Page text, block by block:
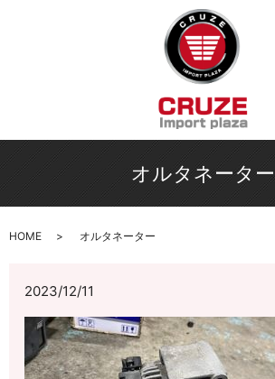
オルタネーター
HOME オルタネーター
2023/12/11